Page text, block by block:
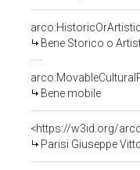
Bene Storico o
Bene mobile
<https://w3id.org/
Parisi Giuseppe